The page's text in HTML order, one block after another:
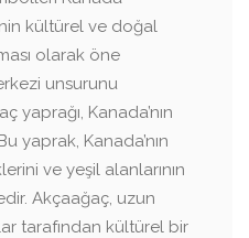
kültürel ve doğal
olarak öne
unsurunu
yaprağı, Kanada’nın
yaprak, Kanada’nın
ve yeşil alanlarının
Akçaağaç, uzun
tarafından kültürel bir